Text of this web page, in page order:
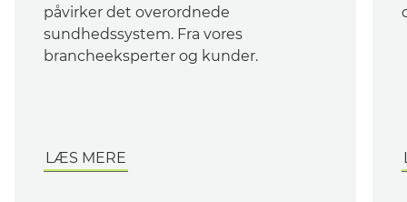
påvirker det overordnede
sundhedssystem. Fra vores
brancheeksperter og kunder.
LÆS MERE